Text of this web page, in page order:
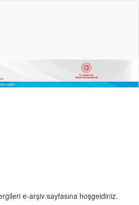
e-arşiv sayfasına hoşgeldiniz.